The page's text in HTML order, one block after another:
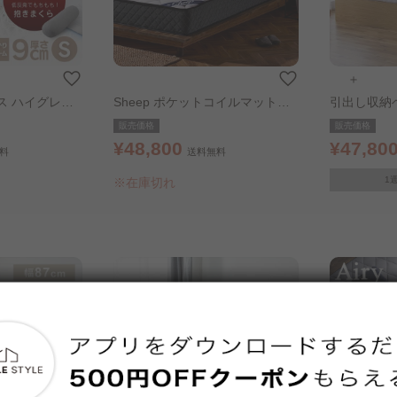
ハイグレー
Sheep ポケットコイルマットレ
ス 極厚25cm 硬め ダブル ホワイ
ト
販売価格
¥48,800 送料無料
※在庫切れ
＋
引出し収納
ット ダブル ナチュラル マット
スカラー：
販売価格
1